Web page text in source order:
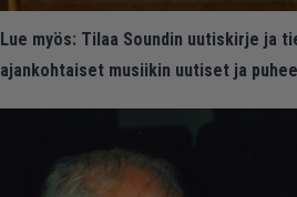
Lue myös: Tilaa Soundin uutiskirje ja
ajankohtaiset musiikin uutiset ja